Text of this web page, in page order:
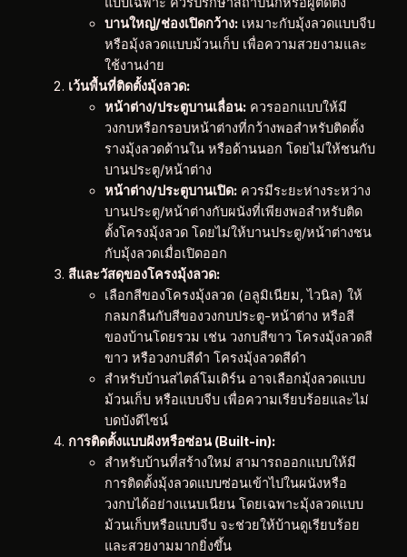
บานใหญ่/ช่องเปิดกว้าง:เหมาะกับมุ้งลวดแบบจีบ
หรือมุ้งลวดแบบม้วนเก็บ เพื่อความสวยงามและ
ใช้งานง่าย
เว้นพื้นที่ติดตั้งมุ้งลวด:
หน้าต่าง/ประตูบานเลื่อน:ควรออกแบบให้มี
วงกบหรือกรอบหน้าต่างที่กว้างพอสำหรับติดตั้ง
รางมุ้งลวดด้านใน หรือด้านนอก โดยไม่ให้ชนกับ
บานประตู/หน้าต่าง
หน้าต่าง/ประตูบานเปิด:ควรมีระยะห่างระหว่าง
บานประตู/หน้าต่างกับผนังที่เพียงพอสำหรับติด
ตั้งโครงมุ้งลวด โดยไม่ให้บานประตู/หน้าต่างชน
กับมุ้งลวดเมื่อเปิดออก
สีและวัสดุของโครงมุ้งลวด:
เลือกสีของโครงมุ้งลวด (อลูมิเนียม, ไวนิล) ให้
กลมกลืนกับสีของวงกบประตู-หน้าต่าง หรือสี
ของบ้านโดยรวม เช่น วงกบสีขาว โครงมุ้งลวดสี
ขาว หรือวงกบสีดำ โครงมุ้งลวดสีดำ
สำหรับบ้านสไตล์โมเดิร์น อาจเลือกมุ้งลวดแบบ
ม้วนเก็บ หรือแบบจีบ เพื่อความเรียบร้อยและไม่
บดบังดีไซน์
การติดตั้งแบบฝังหรือซ่อน (Built-in):
สำหรับบ้านที่สร้างใหม่ สามารถออกแบบให้มี
การติดตั้งมุ้งลวดแบบซ่อนเข้าไปในผนังหรือ
วงกบได้อย่างแนบเนียน โดยเฉพาะมุ้งลวดแบบ
ม้วนเก็บหรือแบบจีบ จะช่วยให้บ้านดูเรียบร้อย
และสวยงามมากยิ่งขึ้น